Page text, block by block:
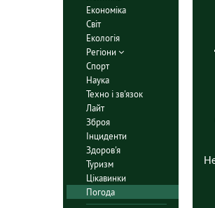
Економіка
Світ
Екологія
Регіони
Спорт
Наука
Техно і зв'язок
Лайт
Зброя
Інциденти
Здоров'я
Туризм
Цікавинки
Погода